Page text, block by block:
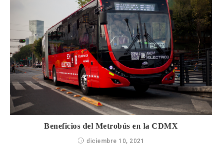
Beneficios del Metrobús en la CDMX
diciembre 10, 2021